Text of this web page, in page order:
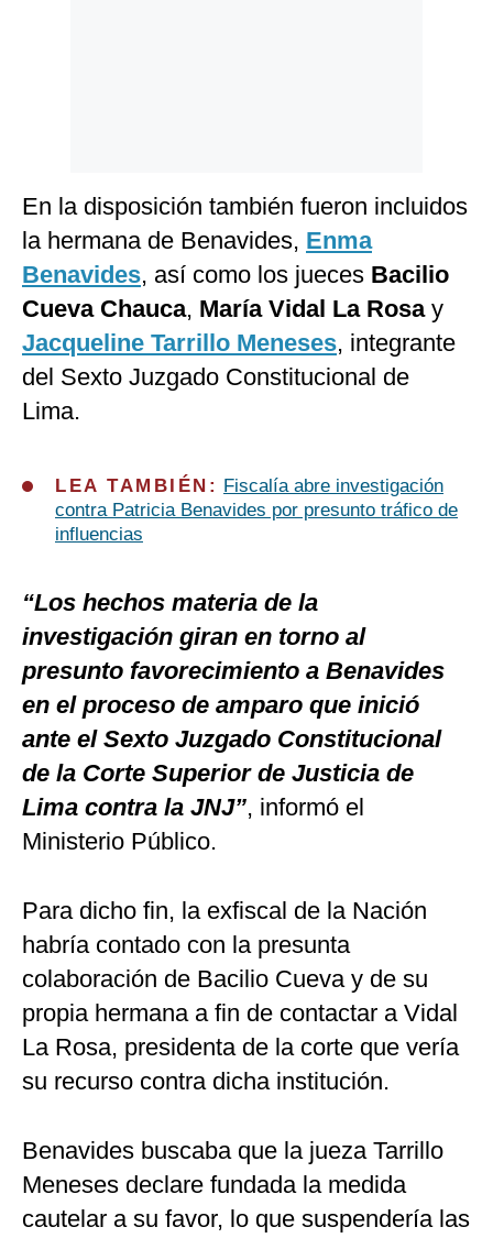
En la disposición también fueron incluidos
la hermana de Benavides, Enma
Benavides, así como los jueces Bacilio
Cueva Chauca, María Vidal La Rosay
Jacqueline Tarrillo Meneses, integrante
del Sexto Juzgado Constitucional de
Lima.
LEA TAMBIÉN:
Fiscalía abre investigación
contra Patricia Benavides por presunto tráfico de
influencias
“Los hechos materia de la
investigación giran en torno al
presunto favorecimiento a Benavides
en el proceso de amparo que inició
ante el Sexto Juzgado Constitucional
de la Corte Superior de Justicia de
Lima contra la JNJ”, informó el
Ministerio Público.
Para dicho fin, la exfiscal de la Nación
habría contado con la presunta
colaboración de Bacilio Cueva y de su
propia hermana a fin de contactar a Vidal
La Rosa, presidenta de la corte que vería
su recurso contra dicha institución.
Benavides buscaba que la jueza Tarrillo
Meneses declare fundada la medida
cautelar a su favor, lo que suspendería las